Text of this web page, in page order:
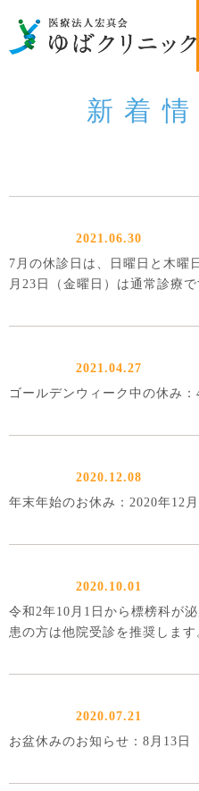
新着
2021.06.30
7月の休診日は、日曜日と木曜
月23日（金曜日）は通常診療で
2021.04.27
ゴールデンウィーク中の休み
2020.12.08
年末年始のお休み：2020年12
2020.10.01
令和2年10月1日から標榜科が
患の方は他院受診を推奨します
2020.07.21
お盆休みのお知らせ：8月13日